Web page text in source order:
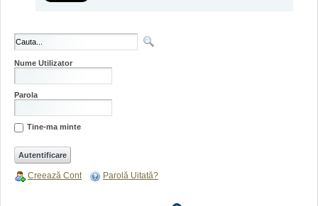
Nume Utilizator
Parola
Tine-ma minte
Creează Cont Parolă Uitată?